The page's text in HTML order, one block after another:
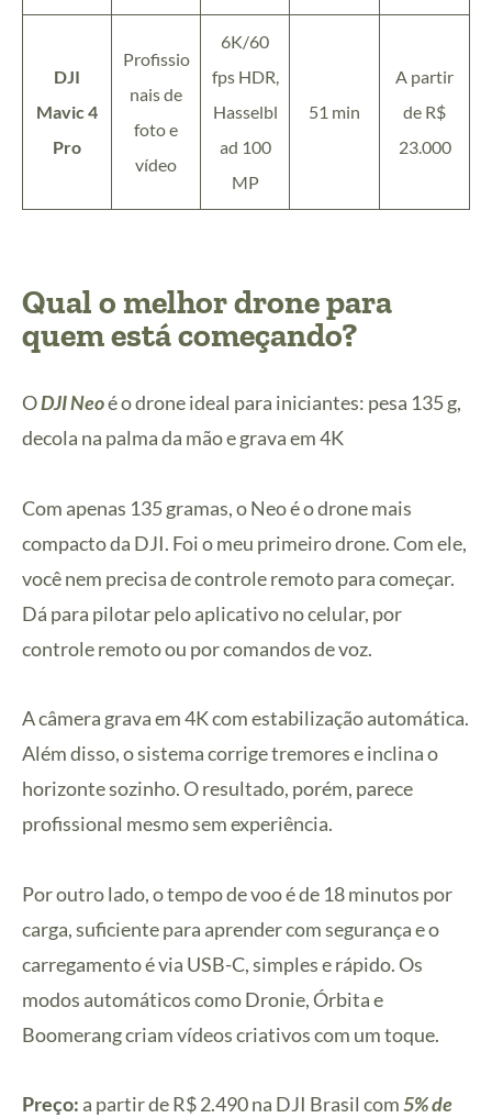
DJI
Mavic 4
Pro
Profissio
nais de
foto e
vídeo
6K/60
fps HDR,
Hasselbl
ad 100
MP
51 min
A partir
de R$
23.000
Qual o melhor drone para
quem está começando?
ODJI Neoé o drone ideal para iniciantes: pesa 135 g,
decola na palma da mão e grava em 4K
Com apenas 135 gramas, o Neo é o drone mais
compacto da DJI. Foi o meu primeiro drone. Com ele,
você nem precisa de controle remoto para começar.
Dá para pilotar pelo aplicativo no celular, por
controle remoto ou por comandos de voz.
A câmera grava em 4K com estabilização automática.
Além disso, o sistema corrige tremores e inclina o
horizonte sozinho. O resultado, porém, parece
profissional mesmo sem experiência.
Por outro lado, o tempo de voo é de 18 minutos por
carga, suficiente para aprender com segurança e o
carregamento é via USB-C, simples e rápido. Os
modos automáticos como Dronie, Órbita e
Boomerang criam vídeos criativos com um toque.
Preço: a partir de R$ 2.490 na DJI Brasil com5% de